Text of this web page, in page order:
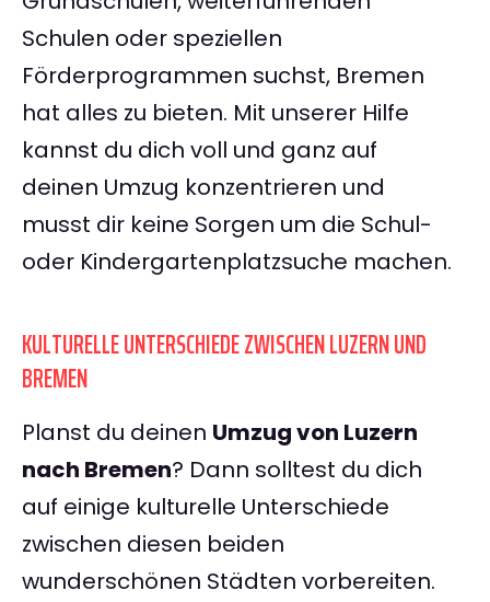
Schulen oder speziellen
Förderprogrammen suchst, Bremen
hat alles zu bieten. Mit unserer Hilfe
kannst du dich voll und ganz auf
deinen Umzug konzentrieren und
musst dir keine Sorgen um die Schul-
oder Kindergartenplatzsuche machen.
KULTURELLE UNTERSCHIEDE ZWISCHEN LUZERN UND
BREMEN
Planst du deinen Umzug von Luzern
nach Bremen? Dann solltest du dich
auf einige kulturelle Unterschiede
zwischen diesen beiden
wunderschönen Städten vorbereiten.